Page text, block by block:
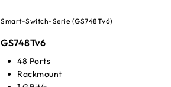
Smart-Switch-Serie (GS748Tv6)
GS748Tv6
48 Ports
Rackmount